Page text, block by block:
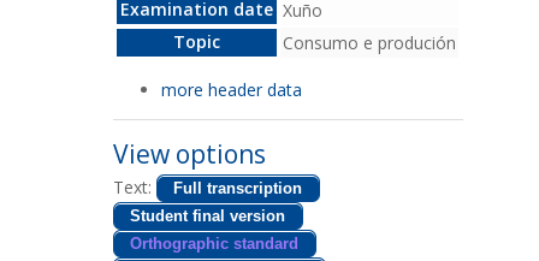
Examination date Xuño
Topic
Consumo e produción
more header data
View options
Text:
Full transcription
Student final version
Orthographic standard